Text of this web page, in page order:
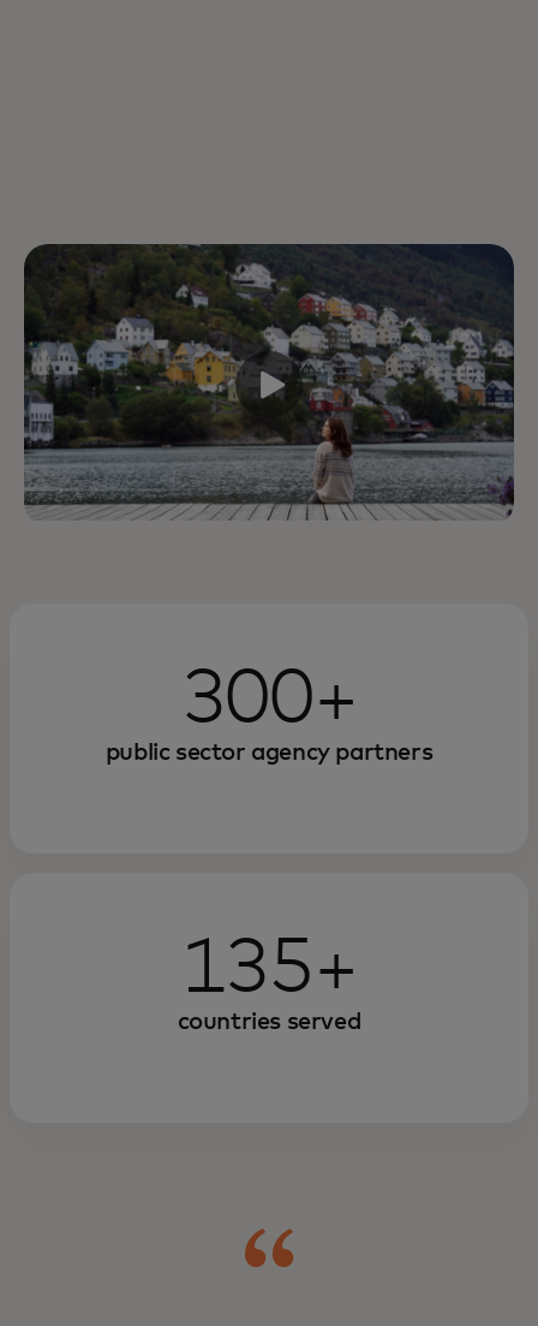
data insights can make
governments more efficient and
300+
public sector agency partners
135+
countries served